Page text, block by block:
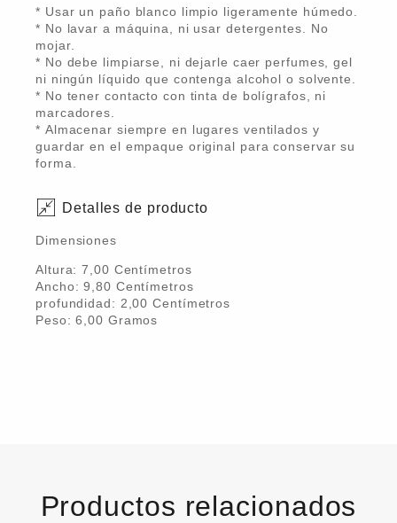
* Usar un paño blanco limpio ligeramente húmedo.
* No lavar a máquina, ni usar detergentes. No
mojar.
* No debe limpiarse, ni dejarle caer perfumes, gel
ni ningún líquido que contenga alcohol o solvente.
* No tener contacto con tinta de bolígrafos, ni
marcadores.
* Almacenar siempre en lugares ventilados y
guardar en el empaque original para conservar su
forma.
Detalles de producto
Dimensiones
Altura:7,00 Centímetros
Ancho:9,80 Centímetros
profundidad: 2,00 Centímetros
Peso:6,00 Gramos
Productos relacionados